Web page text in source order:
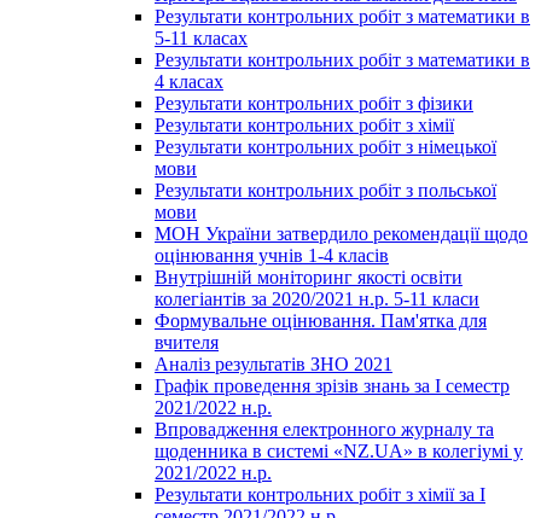
Результати контрольних робіт з математики в
5-11 класах
Результати контрольних робіт з математики в
4 класах
Результати контрольних робіт з фізики
Результати контрольних робіт з хімії
Результати контрольних робіт з німецької
мови
Результати контрольних робіт з польської
мови
МОН України затвердило рекомендації щодо
оцінювання учнів 1-4 класів
Внутрішній моніторинг якості освіти
колегіантів за 2020/2021 н.р. 5-11 класи
Формувальне оцінювання. Пам'ятка для
вчителя
Аналіз результатів ЗНО 2021
Графік проведення зрізів знань за І семестр
2021/2022 н.р.
Впровадження електронного журналу та
щоденника в системі «NZ.UA» в колегіумі у
2021/2022 н.р.
Результати контрольних робіт з хімії за І